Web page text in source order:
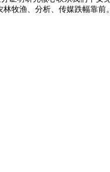
牧渔、分析、传媒跌幅靠